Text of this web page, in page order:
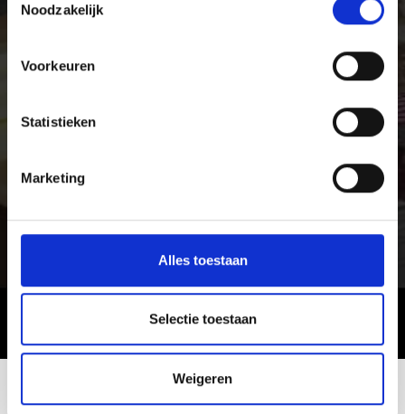
Noodzakelijk
Voorkeuren
Statistieken
Marketing
Alles toestaan
Selectie toestaan
Weigeren